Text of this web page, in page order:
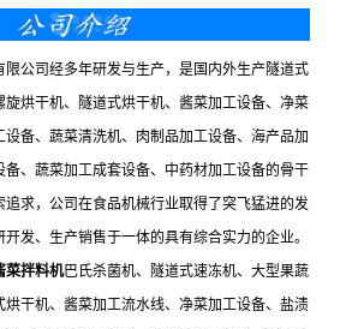
限公司经多年研发与生产，是国内外生产隧道式
旋烘干机、隧道式烘干机、酱菜加工设备、净菜
备、蔬菜清洗机、肉制品加工设备、海产品加
备、蔬菜加工成套设备、中药材加工设备的骨干
追求，公司在食品机械行业取得了突飞猛进的发
发、生产销售于一体的具有综合实力的企业。
菜拌料机巴氏杀菌机、隧道式速冻机、大型果蔬
烘干机、酱菜加工流水线、净菜加工设备、盐渍